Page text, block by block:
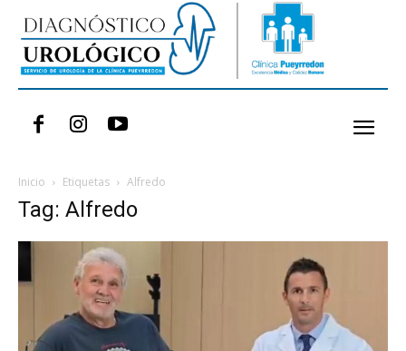
Inicio Etiquetas Alfredo
Tag: Alfredo